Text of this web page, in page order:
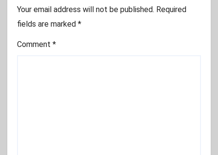
Your email address will not be published. Required
fields are marked *
Comment *